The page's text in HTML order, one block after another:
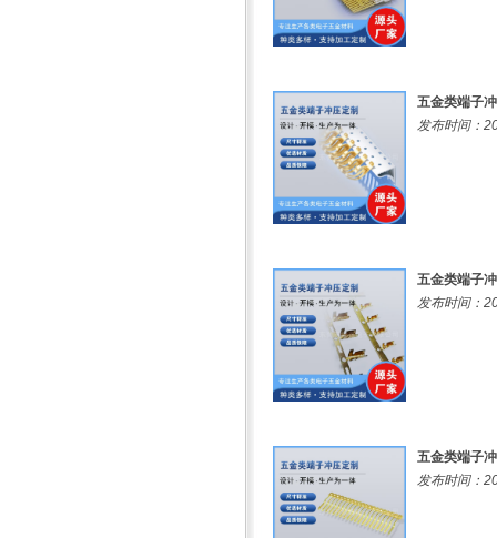
五金类端子
发布时间：
五金类端子
发布时间：
五金类端子
发布时间：